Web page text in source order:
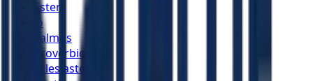
Ester
Jó
Salmos
Provérbios
Eclesiastes